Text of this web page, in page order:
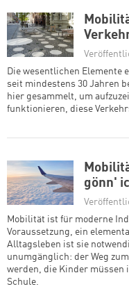
Die wesentlichen Elemente
seit mindestens 30 Jahren
hier gesammelt, um
funktionieren, diese
gönn'
Mobilität ist für moderne
Voraussetzung, ein
Alltagsleben ist sie
unumgänglich: der Weg
werden, die Kinder müssen
Schule.